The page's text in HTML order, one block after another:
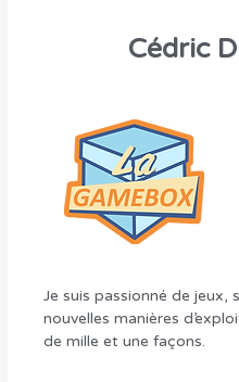
Cédric
Je suis passionné de jeux,
nouvelles manières
de mille et une façons.